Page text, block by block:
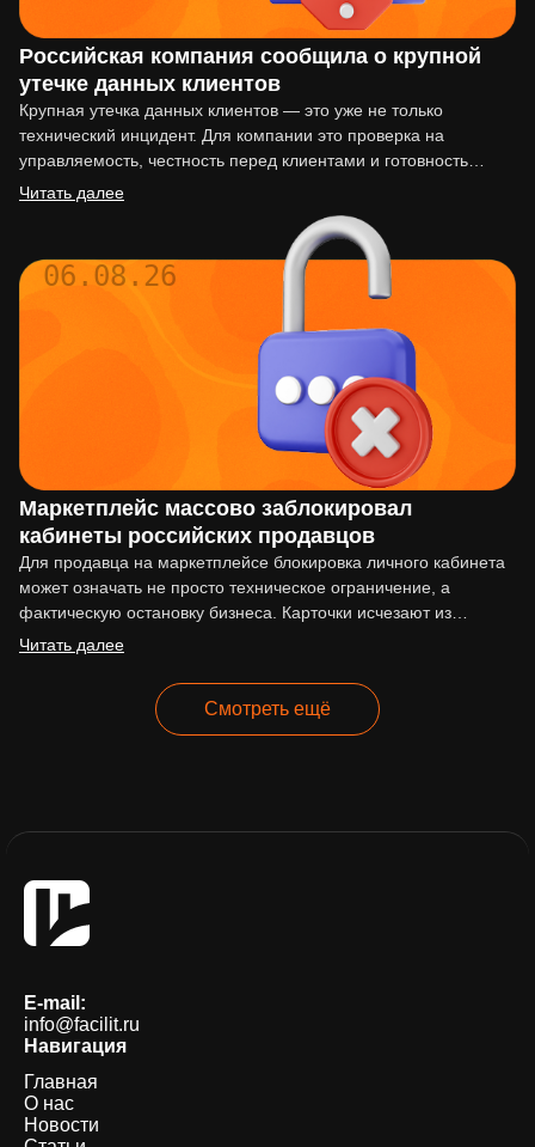
Российская компания сообщила о крупной
утечке данных клиентов
Крупная утечка данных клиентов — это уже не только
технический инцидент. Для компании это проверка на
управляемость, честность перед клиентами и готовность
действовать по…
Читать далее
06.08.26
Маркетплейс массово заблокировал
кабинеты российских продавцов
Для продавца на маркетплейсе блокировка личного кабинета
может означать не просто техническое ограничение, а
фактическую остановку бизнеса. Карточки исчезают из
выдачи, реклама перестаёт работать,…
Читать далее
Смотреть ещё
E-mail:
info@facilit.ru
Навигация
Главная
О нас
Новости